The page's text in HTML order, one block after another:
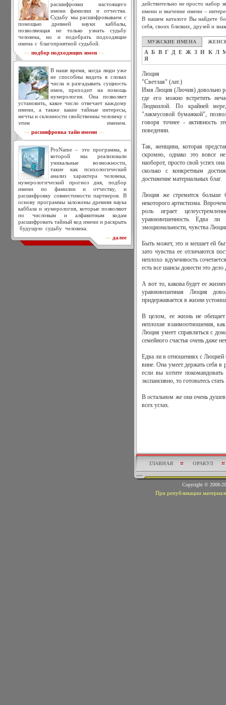
расшифровки настоящего
имени фамилии и отчества.
Судьбу мы расшифровываем с
помощью древней науки каббалы,
позволяющая не только узнать судьбу
человека, но и подобрать подходящие
имена с благоприятной судьбой.
>> подбор подходящих имен <<
В наше время, когда люди уже
не способны видеть в словах
числа и разгадывать сущность
имен, приходит на помощь
нумерология. Она позволяет
установить, какое число отвечает каждому
имени, а также какие тайные интересы,
мечты и склонности свойственны человеку с
этим именем.
>> расшифровка тайн имени <<
ProName – это программа, в
которой мы реализовали
уникальные возможности,
такие как психологический
анализ характера человека,
нумерологический прогноз дня, подбор
имени по фамилии и отчеству, и
расшифровку совместимости партнеров. В
основу программы заложены древняя наука
каббала и нумерология, которые позволяют
по числовым и алфавитным кодам
расшифровать тайный код имени и раскрыть
будущую судьбу человека.
>> далее
действительно не просто набор
имени и значение имени –
В нашем каталоге Вы найдете
себя, своих близких, друзей и
МУЖСКИЕ ИМЕНА
А Б В Г Д Е Ж З И К Л
Я
Люция
"Светлая" (лат.)
Имя Люция (Лючия) довольно
где его можно встретить
Людмилой. По крайней
"лакмусовой бумажкой",
говоря точнее - активность
поведении.
Так, женщина, которая
скромно, однако это вовсе
наоборот, просто свой успех
сколько с конкретным
достижение материальных благ.
Люция же стремится больше
некоторого артистизма.
роль играет
уравновешенность. Едва
эмоциональности, чувства
Быть может, это и мешает ей
зато чувства ее отличаются
неплохо вдумчивость
есть все шансы довести это дело
А вот то, какова будет ее
уравновешенная Люция
придерживается в жизни
В целом, ее жизнь не
неплохие взаимоотношения,
Люция умеет справляться с
семейного счастья очень даже
Едва ли в отношениях с Люцией
вине. Она умеет держать себя
если вы хотите
экспансивно, то готовьтесь
В остальном же она очень
всех углах.
ГЛАВНАЯ ОРАКУЛ
Copyright © 2008-
При републикации